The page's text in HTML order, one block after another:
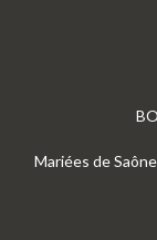
Mariées de